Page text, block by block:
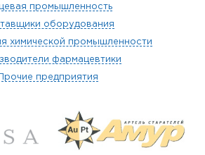
промышленность
оборудования
химической промышленности
фармацевтики
Прочие предприятия